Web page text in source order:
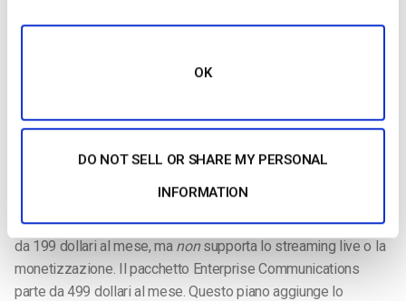
OK
DO NOT SELL OR SHARE MY PERSONAL
INFORMATION
Il pacchetto di servizi di marketing di Brightcove comprende
strumenti di marketing video e analisi. Questo pacchetto parte
da 199 dollari al mese, ma nonsupporta lo streaming live o la
monetizzazione. Il pacchetto Enterprise Communications
parte da 499 dollari al mese. Questo piano aggiunge lo